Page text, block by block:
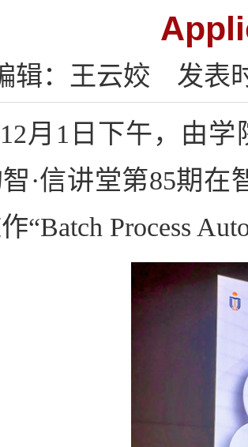
辑：王云姣 发表
月1日下午，由
·信讲堂第85期
“Batch Process